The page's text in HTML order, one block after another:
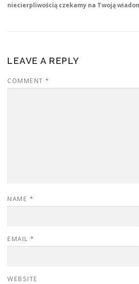
niecierpliwością czekamy na Twoją
LEAVE A REPLY
COMMENT *
NAME *
EMAIL *
WEBSITE